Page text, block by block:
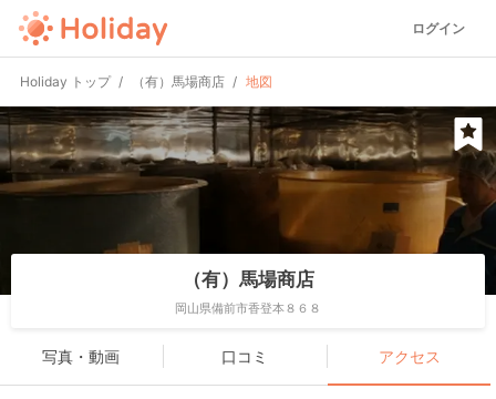
ログイン
Holiday トップ （有）馬場商店 地図
（有）馬場商店
岡山県備前市香登本８６８
写真・動画 口コミ アクセス